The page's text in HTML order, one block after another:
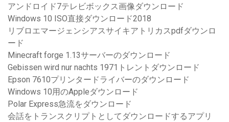
アンドロイド7テレビボックス画像ダウンロード
Windows 10 ISO直接ダウンロード2018
リブロエマージェンシアスサイキアトリカスpdfダウンロ
ード
Minecraft forge 1.13サーバーのダウンロード
Gebissen wird nur nachts 1971トレントダウンロード
Epson 7610プリンタードライバーのダウンロード
Windows 10用のAppleダウンロード
Polar Express急流をダウンロード
会話をトランスクリプトとしてダウンロードするアプリ